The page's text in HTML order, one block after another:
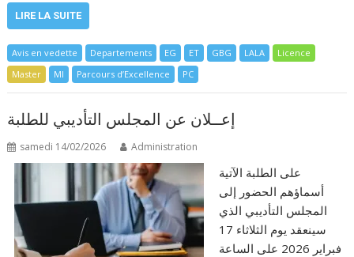
LIRE LA SUITE
Avis en vedette Departements EG ET GBG LALA
Licence
Master
MI Parcours d’Excellence PC
إعــلان عن المجلس التأديبي للطلبة
samedi 14/02/2026 Administration
على الطلبة الآتية
أسماؤهم الحضور إلى
المجلس التأديبي الذي
سينعقد يوم الثلاثاء 17
فبراير 2026 على الساعة